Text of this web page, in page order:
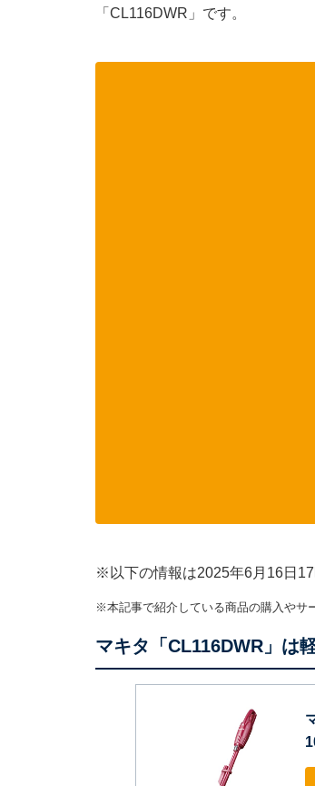
「CL116DWR」です。
※以下の情報は2025年6月16日
※本記事で紹介している商品の購入やサ
マキタ「CL116DWR」は